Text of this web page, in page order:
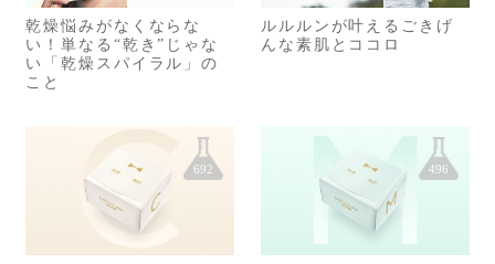
乾燥悩みがなくならな
い！単なる“乾き”じゃな
い「乾燥スパイラル」の
こと
ルルルンが叶えるごきげ
んな素肌とココロ
692 496